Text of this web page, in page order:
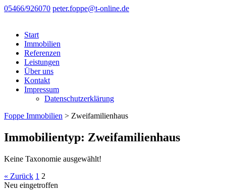
05466/926070 peter.foppe@t-online.de
Start
Immobilien
Referenzen
Leistungen
Über uns
Kontakt
Impressum
Datenschutzerklärung
Foppe Immobilien > Zweifamilienhaus
Immobilientyp: Zweifamilienhaus
Keine Taxonomie ausgewählt!
« Zurück 1 2
Neu eingetroffen